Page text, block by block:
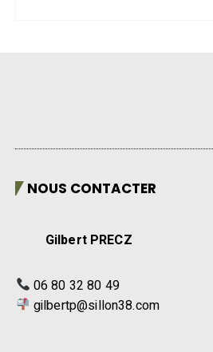
NOUS CONTACTER
Gilbert PRECZ
06 80 32 80 49
gilbertp@sillon38.com